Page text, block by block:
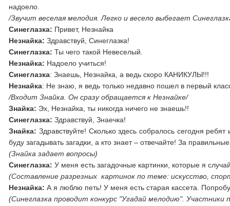
надоело.
/Звучит веселая мелодия. Легко и весело выбегает
Синеглазка: Привет, Незнайка
Незнайка:Здравствуй, Синеглазка!
Синеглазка:Ты чего такой Невеселый.
Незнайка: Надоело учиться!
Синеглазка: Знаешь, Незнайка, а ведь скоро КАНИКУЛЫ!!!
Незнайка: Не знаю, я ведь только недавно пошел в первый
/Входит Знайка. Он сразу обращается к Незнайке/
Знайка: Эх, Незнайка, ты никогда ничего не знаешь!!
Синеглазка: Здравствуй, Знаечка!
Знайка: Здравствуйте! Сколько здесь собралось сегодня
буду загадывать загадки, а кто знает – отвечайте! За
(Знайка задает вопросы)
Синеглазка:У меня есть загадочные картинки, которые я
(Составление разрезных картинок по теме: искусство,
Незнайка:А я люблю петь! У меня есть старая кассета.
(Синеглазка проводит конкурс "Угадай мелодию". Участники